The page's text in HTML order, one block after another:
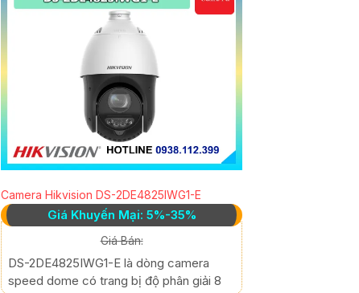
Camera Hikvision DS-2DE4825IWG1-E
Giá Khuyến Mại: 5%-35%
Giá Bán:
DS-2DE4825IWG1-E là dòng camera
speed dome có trang bị độ phân giải 8